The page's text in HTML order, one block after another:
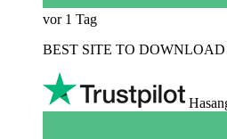
vor 1 Tag
BEST SITE TO